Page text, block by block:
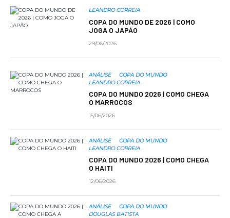
LEANDRO CORREIA
COPA DO MUNDO DE 2026 | COMO
JOGA O JAPÃO
29/06/2026
ANÁLISE
COPA DO MUNDO
LEANDRO CORREIA
COPA DO MUNDO 2026 | COMO CHEGA
O MARROCOS
15/06/2026
ANÁLISE
COPA DO MUNDO
LEANDRO CORREIA
COPA DO MUNDO 2026 | COMO CHEGA
O HAITI
12/06/2026
ANÁLISE
COPA DO MUNDO
DOUGLAS BATISTA